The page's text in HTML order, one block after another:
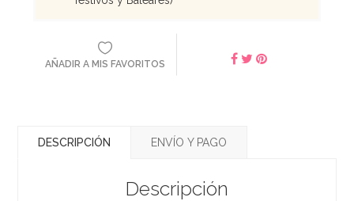
AÑADIR A MIS FAVORITOS
DESCRIPCIÓN ENVÍO Y PAGO
Descripción